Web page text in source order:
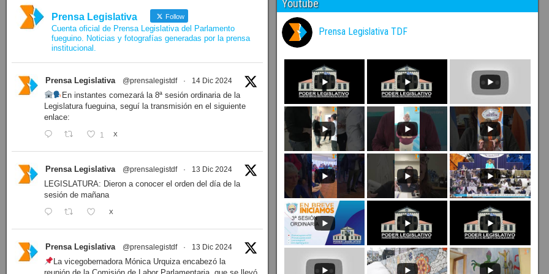
Prensa Legislativa Follow
Cuenta oficial de Prensa Legislativa del Parlamento
fueguino. Noticias y fotografías generadas por la prensa
institucional.
Prensa Legislativa @prensalegistdf · 14 Dic 2024
En instantes comezará la 8ª sesión ordinaria de la
Legislatura fueguina, seguí la transmisión en el siguiente
enlace:
1 X
Prensa Legislativa @prensalegistdf · 13 Dic 2024
LEGISLATURA: Dieron a conocer el orden del día de la
sesión de mañana
X
Prensa Legislativa @prensalegistdf · 13 Dic 2024
La vicegobernadora Mónica Urquiza encabezó la
Youtube
Prensa Legislativa TDF